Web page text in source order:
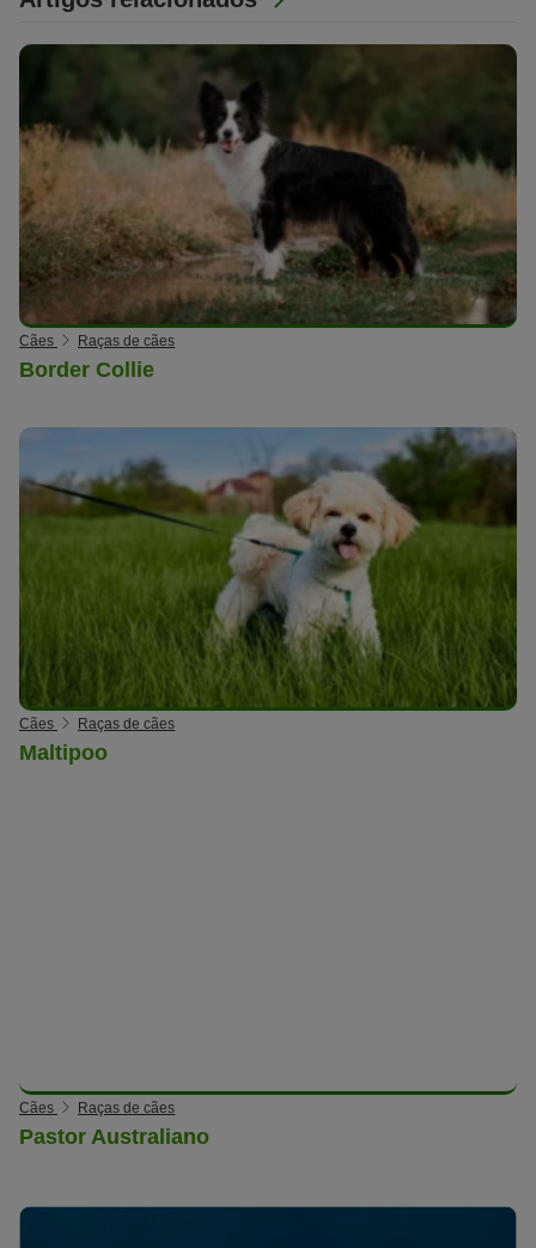
Cães Raças de cães
Border Collie
Cães Raças de cães
Maltipoo
Cães Raças de cães
Pastor Australiano